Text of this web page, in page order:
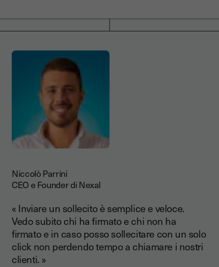
Niccolò Parrini
CEO e Founder di Nexal
« Inviare un sollecito è semplice e veloce.
Vedo subito chi ha firmato e chi non ha
firmato e in caso posso sollecitare con un solo
click non perdendo tempo a chiamare i nostri
clienti. »